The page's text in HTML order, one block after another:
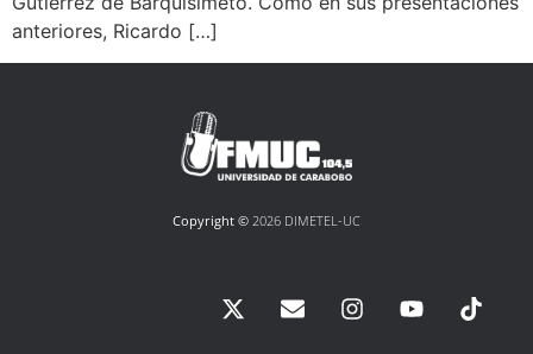
anteriores, Ricardo […]
Copyright © 2026 DIMETEL-UC